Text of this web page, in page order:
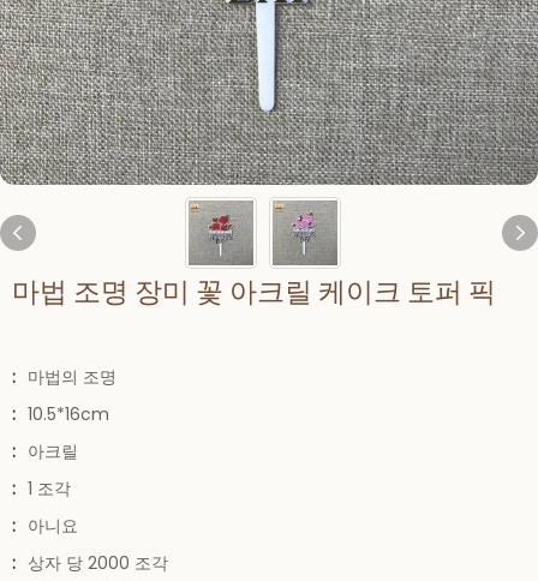
마법 조명 장미 꽃 아크릴 케이크 토퍼 픽
: 마법의 조명
: 10.5*16cm
: 아크릴
: 1 조각
: 아니요
: 상자 당 2000 조각